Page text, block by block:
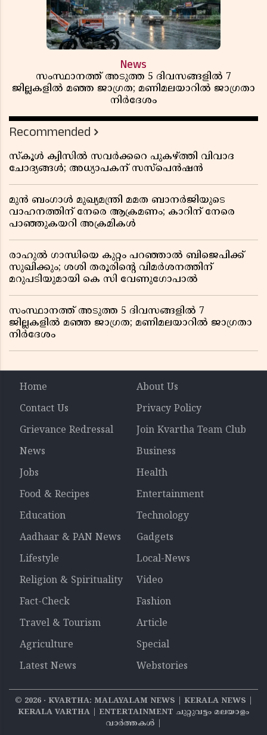
News
സംസ്ഥാനത്ത് അടുത്ത 5 ദിവസങ്ങളിൽ 7
ജില്ലകളിൽ മഞ്ഞ ജാഗ്രത; മണിമലയാറിൽ ജാഗ്രതാ
നിർദേശം
Recommended
സ്കൂൾ ക്വിസിൽ സവർക്കറെ പുകഴ്ത്തി വിവാദ
ചോദ്യങ്ങൾ; അധ്യാപകന് സസ്പെൻഷൻ
മുൻ ബംഗാൾ മുഖ്യമന്ത്രി മമത ബാനർജിയുടെ
വാഹനത്തിന് നേരെ ആക്രമണം; കാറിന് നേരെ
പാഞ്ഞുകയറി അക്രമികൾ
രാഹുൽ ഗാന്ധിയെ കുറ്റം പറഞ്ഞാൽ ബിജെപിക്ക്
സുഖിക്കും; ശശി തരൂരിന്റെ വിമർശനത്തിന്
മറുപടിയുമായി കെ സി വേണുഗോപാൽ
സംസ്ഥാനത്ത് അടുത്ത 5 ദിവസങ്ങളിൽ 7
ജില്ലകളിൽ മഞ്ഞ ജാഗ്രത; മണിമലയാറിൽ ജാഗ്രതാ
നിർദേശം
Home
About Us
Contact Us
Privacy Policy
Grievance Redressal
Join Kvartha Team Club
News
Business
Jobs
Health
Food & Recipes
Entertainment
Education
Technology
Aadhaar & PAN News
Gadgets
Lifestyle
Local-News
Religion & Spirituality
Video
Fact-Check
Fashion
Travel & Tourism
Article
Agriculture
Special
Latest News
Webstories
© 2026‧ KVARTHA: MALAYALAM NEWS | KERALA NEWS |
KERALA VARTHA | ENTERTAINMENT ചുറ്റുവട്ടം മലയാളം
വാര്‍ത്തകൾ |